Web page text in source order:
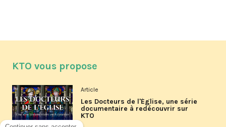
KTO vous propose
Article
Les Docteurs de l'Église, une série
documentaire à redécouvrir sur
KTO